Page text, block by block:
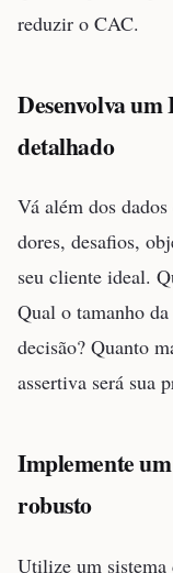
reduzir o CAC.
Desenvolva
detalhado
Vá além dos
dores, desafios,
seu cliente ideal.
Qual o tamanho
decisão? Quanto
assertiva será sua
Implemente
robusto
Utilize um sistema